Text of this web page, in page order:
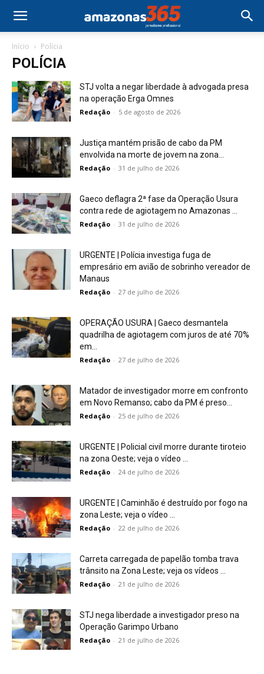
Início Polícia
POLÍCIA
STJ volta a negar liberdade à advogada presa
na operação Erga Omnes
Redação - 5 de agosto de 2026
Justiça mantém prisão de cabo da PM
envolvida na morte de jovem na zona...
Redação - 31 de julho de 2026
Gaeco deflagra 2ª fase da Operação Usura
contra rede de agiotagem no Amazonas ...
Redação - 31 de julho de 2026
URGENTE | Polícia investiga fuga de
empresário em avião de sobrinho vereador de
Manaus
Redação - 27 de julho de 2026
OPERAÇÃO USURA | Gaeco desmantela
quadrilha de agiotagem com juros de até 70%
em...
Redação - 27 de julho de 2026
Matador de investigador morre em confronto
em Novo Remanso; cabo da PM é preso...
Redação - 25 de julho de 2026
URGENTE | Policial civil morre durante tiroteio
na zona Oeste; veja o vídeo ...
Redação - 24 de julho de 2026
URGENTE | Caminhão é destruído por fogo na
zona Leste; veja o vídeo ...
Redação - 22 de julho de 2026
Carreta carregada de papelão tomba trava
trânsito na Zona Leste; veja os vídeos ...
Redação - 21 de julho de 2026
STJ nega liberdade a investigador preso na
Operação Garimpo Urbano
Redação - 21 de julho de 2026